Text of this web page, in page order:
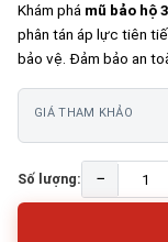
Khám phá mũ bảo hộ
phân tán áp lực tiên
bảo vệ. Đảm bảo an
GIÁ THAM KHẢO
Số lượng: −